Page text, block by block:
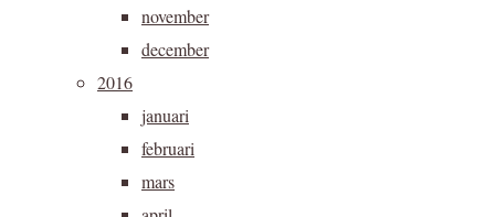
november
december
2016
januari
februari
mars